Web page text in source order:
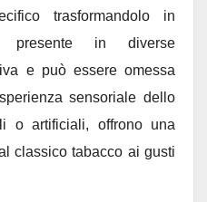
trasformandolo in
presente in diverse
e può essere omessa
sensoriale dello
o artificiali, offrono una
classico tabacco ai gusti